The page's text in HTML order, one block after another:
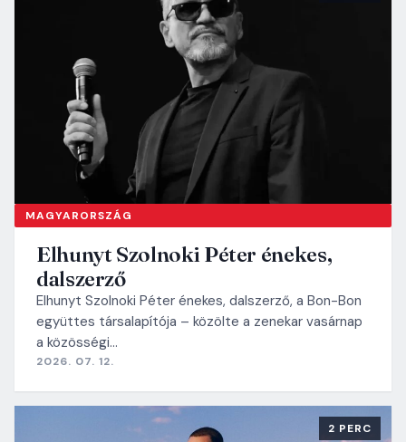
MAGYARORSZÁG
Elhunyt Szolnoki Péter énekes,
dalszerző
Elhunyt Szolnoki Péter énekes, dalszerző, a Bon-Bon
együttes társalapítója – közölte a zenekar vasárnap
a közösségi…
2026. 07. 12.
2 PERC